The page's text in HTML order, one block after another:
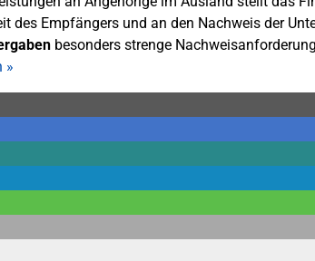
des Empfängers und an den Nachweis der
besonders strenge
»